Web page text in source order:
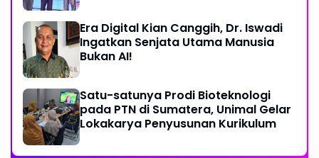
Era Digital Kian Canggih, Dr. Iswadi
Ingatkan Senjata Utama Manusia
Bukan AI!
Satu-satunya Prodi Bioteknologi
pada PTN di Sumatera, Unimal Gelar
Lokakarya Penyusunan Kurikulum